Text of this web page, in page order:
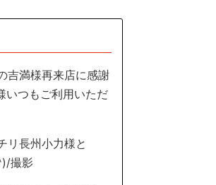
吉満様再来店に感謝
いつもご利用いただ
リ長州小力様と
撮影